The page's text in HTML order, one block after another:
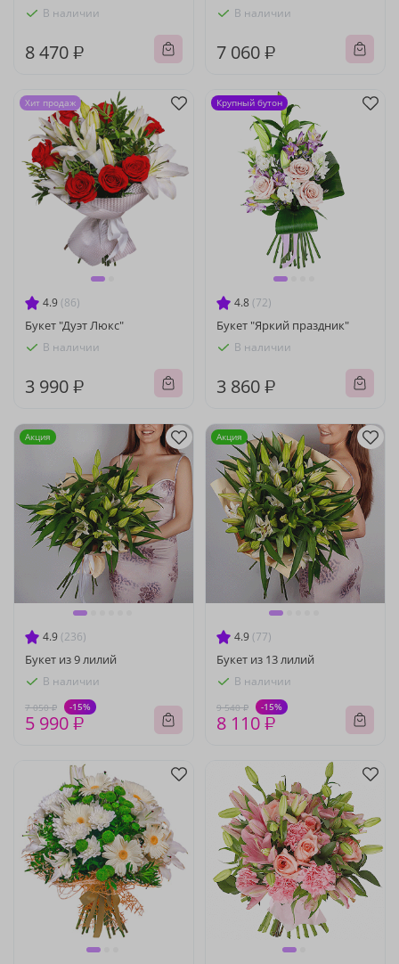
В наличии
8 470 ₽
В наличии
7 060 ₽
4.9 (86)
Букет "Дуэт Люкс"
В наличии
3 990 ₽
Хит продаж
4.8 (72)
Букет "Яркий праздник"
В наличии
3 860 ₽
Крупный бутон
4.9 (236)
Букет из 9 лилий
В наличии
7 050 ₽ -15%
5 990 ₽
Акция
4.9 (77)
Букет из 13 лилий
В наличии
9 540 ₽ -15%
8 110 ₽
Акция